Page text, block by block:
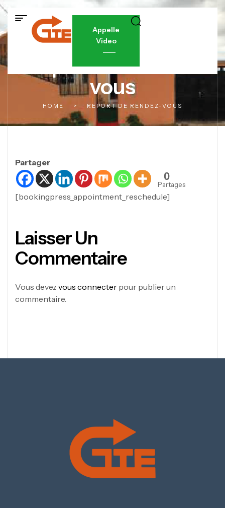
Appelle
Video
Report de rendez-
vous
HOME > REPORT DE RENDEZ-VOUS
Partager
0
Partages
[bookingpress_appointment_reschedule]
Laisser Un
Commentaire
Vous devez vous connecter pour publier un
commentaire.